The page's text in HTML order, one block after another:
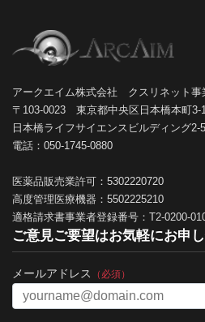
アークエイム株式会社 クスリネット事
〒103-0023 東京都中央区日本橋本町3-
日本橋ライフサイエンスビルディング2-
電話：050-1745-0880
医薬品販売業許可：5302220720
高度管理医療機器：5502225210
適格請求書事業者登録番号：T2-0200-
ご意見ご要望はお気軽にお申
メールアドレス （必須）